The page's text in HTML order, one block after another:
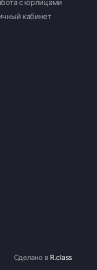
с юрлицами
кабинет
Сделано в R.class